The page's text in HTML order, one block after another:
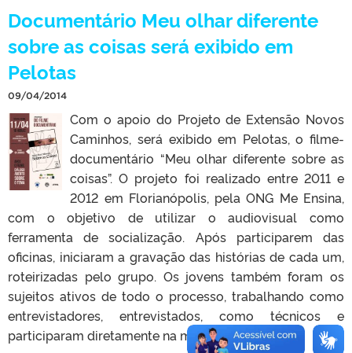
Documentário Meu olhar diferente
sobre as coisas será exibido em
Pelotas
09/04/2014
Com o apoio do Projeto de Extensão Novos
Caminhos, será exibido em Pelotas, o filme-
documentário “Meu olhar diferente sobre as
coisas”. O projeto foi realizado entre 2011 e
2012 em Florianópolis, pela ONG Me Ensina,
com o objetivo de utilizar o audiovisual como
ferramenta de socialização. Após participarem das
oficinas, iniciaram a gravação das histórias de cada um,
roteirizadas pelo grupo. Os jovens também foram os
sujeitos ativos de todo o processo, trabalhando como
entrevistadores, entrevistados, como técnicos e
participaram diretamente na montagem de sua […]